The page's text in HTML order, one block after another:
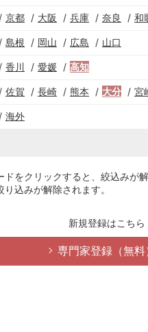
京都 大阪 兵庫 奈良 和
島根 岡山 広島 山口
香川 愛媛 高知
佐賀 長崎 熊本 大分 宮
海外
をクリックすると、絞込みが解
込みが解除されます。
新規登録はこちら
専門家登録（無料